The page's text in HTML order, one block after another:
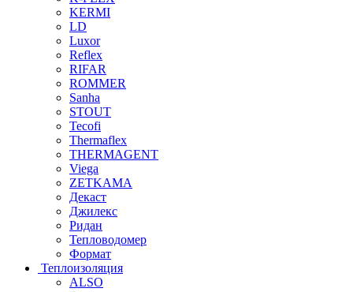
KERMI
LD
Luxor
Reflex
RIFAR
ROMMER
Sanha
STOUT
Tecofi
Thermaflex
THERMAGENT
Viega
ZETKAMA
Декаст
Джилекс
Ридан
Тепловодомер
Формат
Теплоизоляция
ALSO